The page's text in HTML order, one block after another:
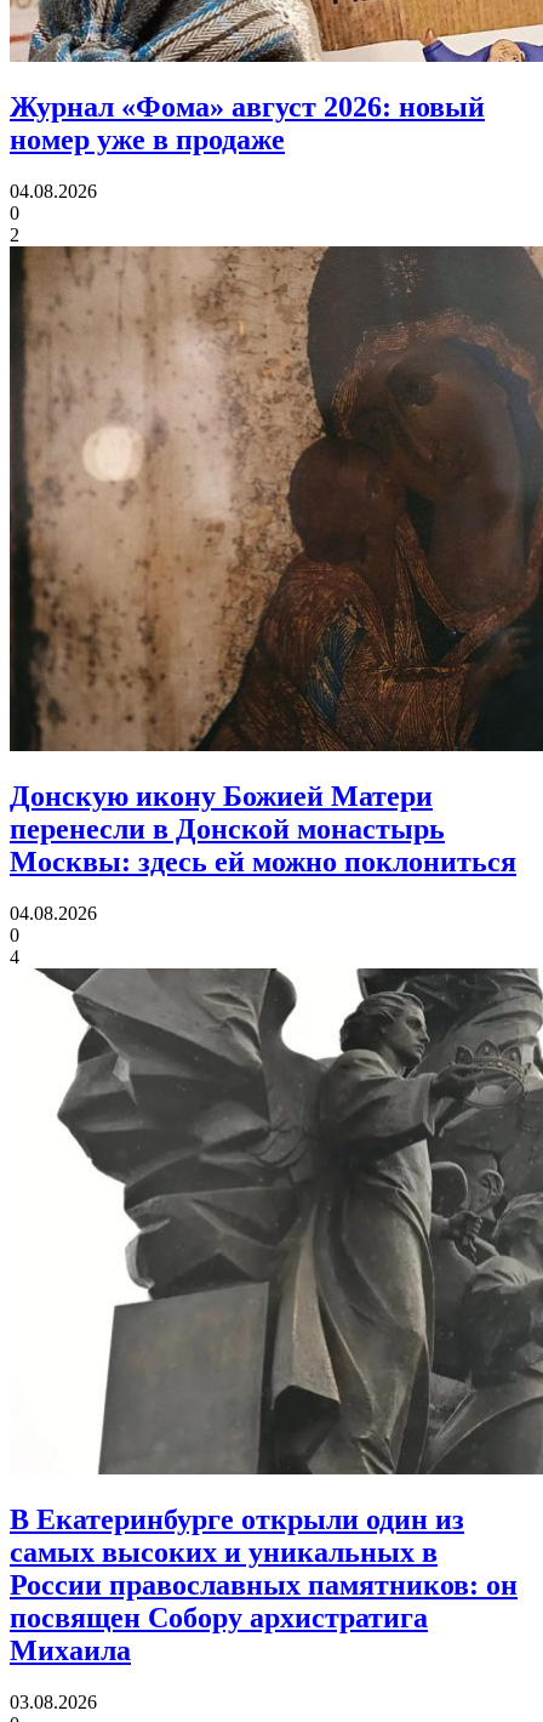
Журнал «Фома» август 2026: новый
номер уже в продаже
04.08.2026
0
2
Донскую икону Божией Матери
перенесли в Донской монастырь
Москвы: здесь ей можно поклониться
04.08.2026
0
4
В Екатеринбурге открыли один из
самых высоких и уникальных в
России православных памятников: он
посвящен Собору архистратига
Михаила
03.08.2026